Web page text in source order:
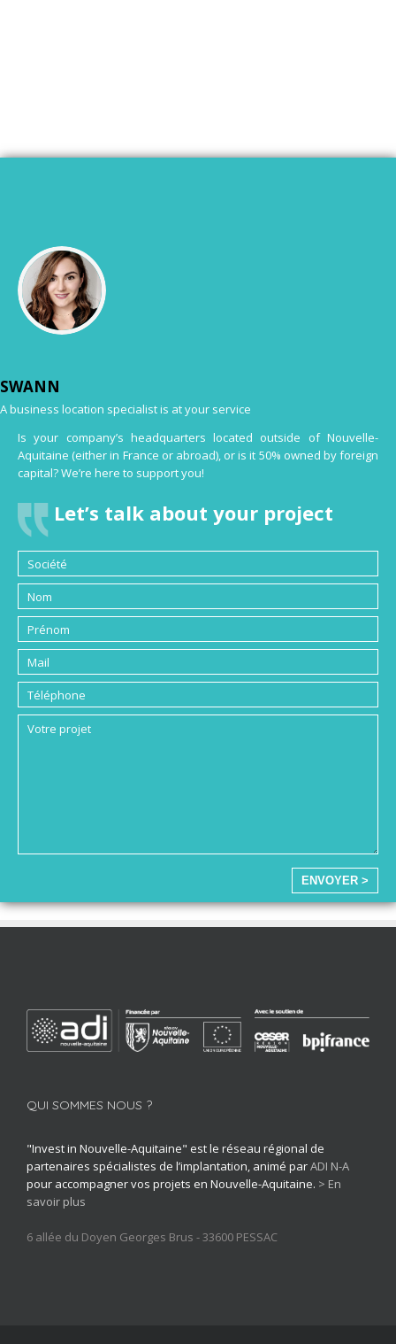
SWANN
A business location specialist is at your service
Is your company’s headquarters located outside of Nouvelle-
Aquitaine (either in France or abroad), or is it 50% owned by foreign
capital? We’re here to support you!
Let’s talk about your project
ENVOYER >
QUI SOMMES NOUS ?
"Invest in Nouvelle-Aquitaine" est le réseau régional de
partenaires spécialistes de l’implantation, animé parADI N-A
pour accompagner vos projets en Nouvelle-Aquitaine. > En
savoir plus
6 allée du Doyen Georges Brus - 33600 PESSAC